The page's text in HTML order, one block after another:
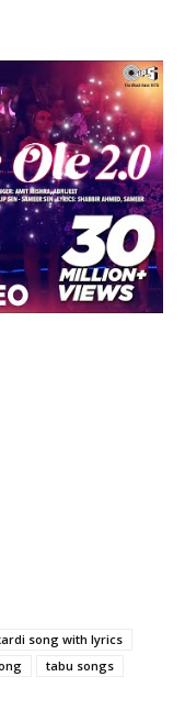
song with lyrics
tabu songs